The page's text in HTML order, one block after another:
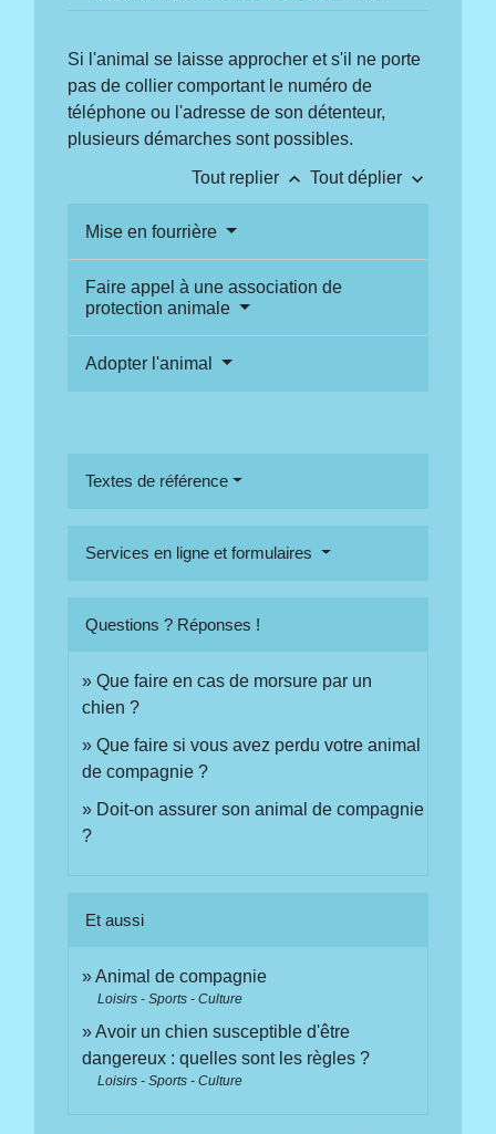
Si l'animal se laisse approcher et s'il ne porte
pas de collier comportant le numéro de
téléphone ou l'adresse de son détenteur,
plusieurs démarches sont possibles.
Tout replier keyboard_arrow_up Tout déplier keyboard_arrow_down
Mise en fourrière
Faire appel à une association de
protection animale
Adopter l'animal
Textes de référence
Services en ligne et formulaires
Questions ? Réponses !
Que faire en cas de morsure par un
chien ?
Que faire si vous avez perdu votre animal
de compagnie ?
Doit-on assurer son animal de compagnie
?
Et aussi
Animal de compagnie
Loisirs - Sports - Culture
Avoir un chien susceptible d'être
dangereux : quelles sont les règles ?
Loisirs - Sports - Culture